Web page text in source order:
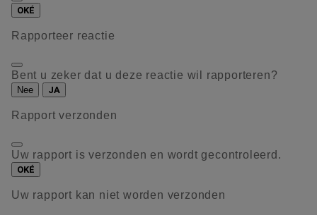
OKÉ
Rapporteer reactie
Bent u zeker dat u deze reactie wil rapporteren?
Nee JA
Rapport verzonden
Uw rapport is verzonden en wordt gecontroleerd.
OKÉ
Uw rapport kan niet worden verzonden